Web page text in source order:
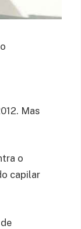
Mas
o
capilar